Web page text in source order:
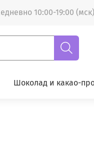
10:00-19:00 (мск)
Шоколад и какао-